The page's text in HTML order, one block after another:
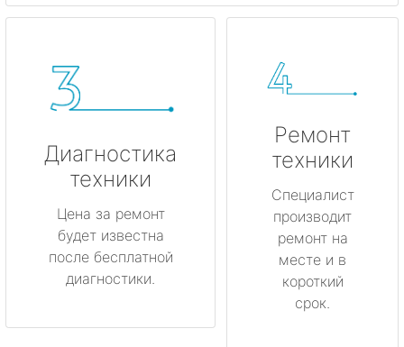
Диагностика
техники
Цена за ремонт
будет известна
после бесплатной
диагностики.
Ремонт
техники
Специалист
производит
ремонт на
месте и в
короткий
срок.